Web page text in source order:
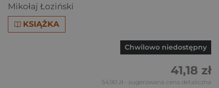
Mikołaj Łoziński
KSIĄŻKA
Chwilowo niedostępny
41,18 zł
54,90 zł - sugerowana cena detaliczna